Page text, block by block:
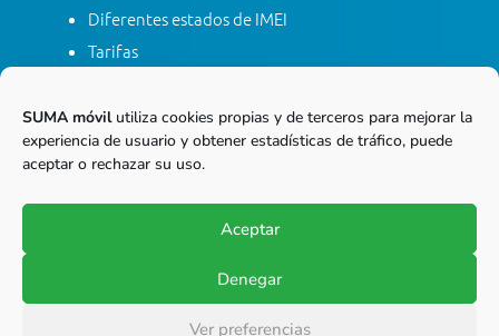
SUMA móvilutiliza cookies propias y de terceros para mejorar la
experiencia de usuario y obtener estadísticas de tráfico, puede
aceptar o rechazar su uso.
Aceptar
Denegar
Ver preferencias
Diferentes estados de IMEI
Tarifas
Apagón red móvil 2G
01 8000 415 268